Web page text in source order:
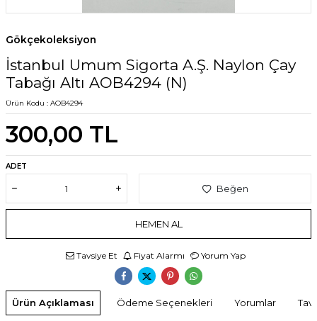
Gökçekoleksiyon
İstanbul Umum Sigorta A.Ş. Naylon Çay
Tabağı Altı AOB4294 (N)
Ürün Kodu : AOB4294
300,00 TL
ADET
Beğen
HEMEN AL
Tavsiye Et Fiyat Alarmı Yorum Yap
Ürün Açıklaması Ödeme Seçenekleri Yorumlar